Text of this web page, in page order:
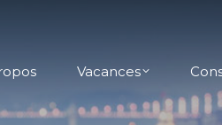
Vacances